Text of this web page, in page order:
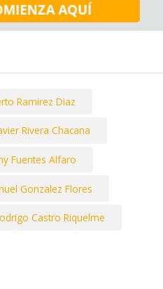
Ramirez Diaz
Rivera Chacana
Fuentes Alfaro
Gonzalez Flores
Castro Riquelme